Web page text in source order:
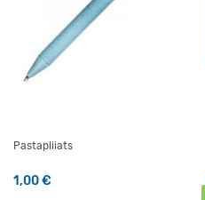
Pastapliiats
1,00€